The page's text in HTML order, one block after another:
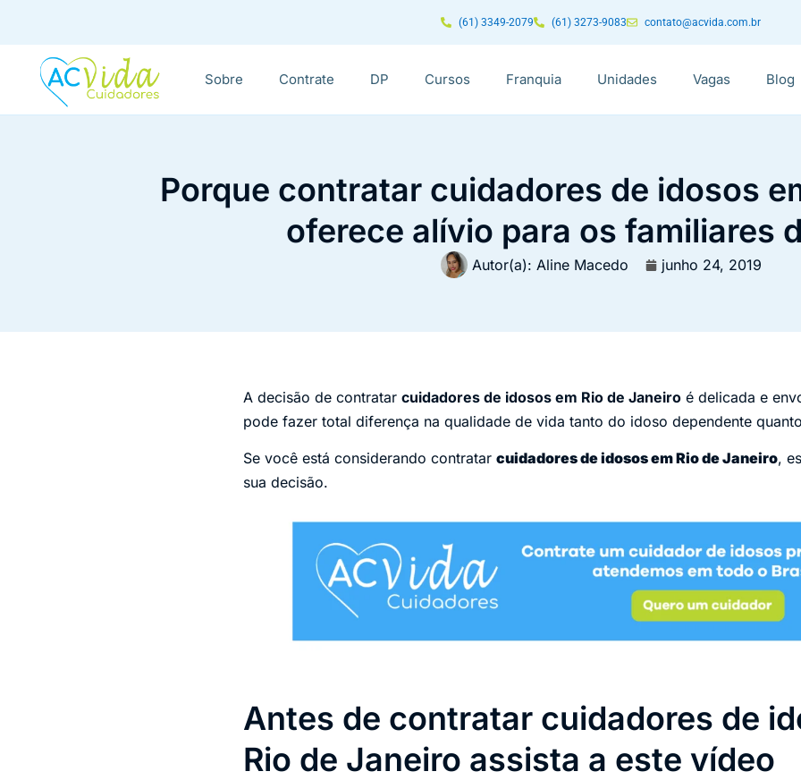
(61) 3349-2079 (61) 3273-9083 contato@acvida.com.br
Sobre Contrate DP Cursos Franquia Unidades Vagas Blog
Porque contratar cuidadores de idosos
oferece alívio para os familiares
Autor(a): Aline Macedo junho 24, 2019
A decisão de contratar cuidadores de idosos em Rio de Janeiro é delicada e
pode fazer total diferença na qualidade de vida tanto do idoso dependente
Se você está considerando contratar cuidadores de idosos em Rio de Janeiro,
sua decisão.
Antes de contratar cuidadores de
Rio de Janeiro assista a este vídeo